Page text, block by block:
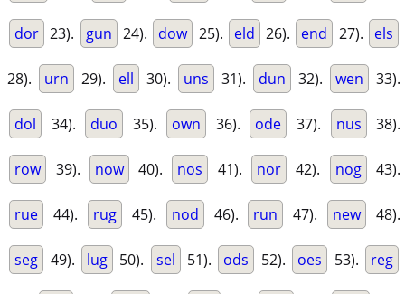
dor 23). gun 24). dow 25). eld 26). end 27). els
28). urn 29). ell 30). uns 31). dun 32). wen 33).
dol 34). duo 35). own 36). ode 37). nus 38).
row 39). now 40). nos 41). nor 42). nog 43).
rue 44). rug 45). nod 46). run 47). new 48).
seg 49). lug 50). sel 51). ods 52). oes 53). reg